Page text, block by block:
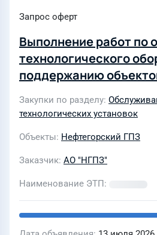
Запрос оферт
Выполнение работ по
технологического
поддержанию
работоспособном/
состоянии
Закупки по разделу
технологических установок
Объекты Нефтегорский ГПЗ
Заказчик АО "НГПЗ"
Наименование ЭТП